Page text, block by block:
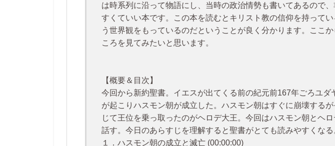
は時系列に沿って物語にし、当時の政治情勢も書いてあるので
すくていい本です。この本を読むとキリスト教の信仰を持って
う世界観をもっているのだということが良く分かります。ここか
ころを見てみたいと思います。
【概要＆目次】
今回から新約聖書。イエスが出てくる前の紀元前167年ごろユダ
が起こりハスモン朝が成立した。ハスモン朝はすぐに崩壊する
じて王位を乗っ取ったのがヘロデ大王。今回はハスモン朝とヘ
話す。今日のあらすじを理解すると聖書がとても読みやすくなる
１．ハスモン朝の成立と滅亡 (00:00:00)